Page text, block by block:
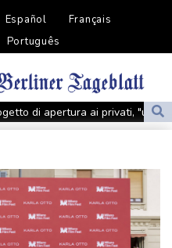
Español
Français
Português
di apertura ai privati, "un
possa guidare la Fifa
possa guidare la Fifa
Award a Locarno, 'io come mio